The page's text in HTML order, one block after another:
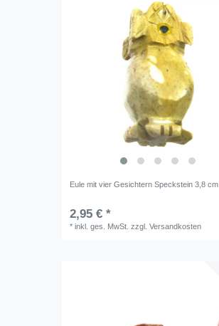
Eule mit vier Gesichtern Speckstein 3,8 cm
2,95 € *
*inkl. ges. MwSt. zzgl.Versandkosten